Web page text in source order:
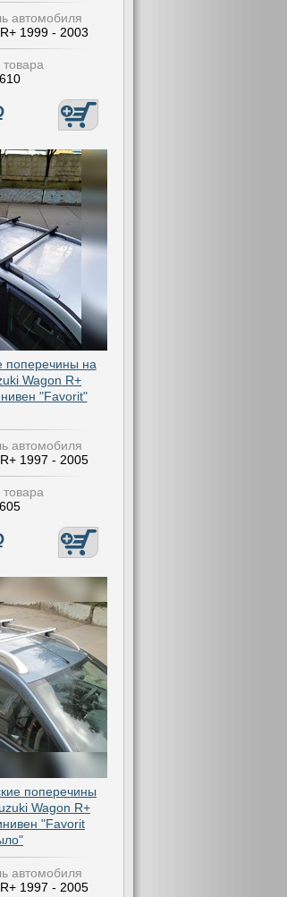
автомобиля
1999 - 2003
поперечины на
Wagon R+
"Favorit"
автомобиля
1997 - 2005
поперечины
Wagon R+
"Favorit
автомобиля
1997 - 2005